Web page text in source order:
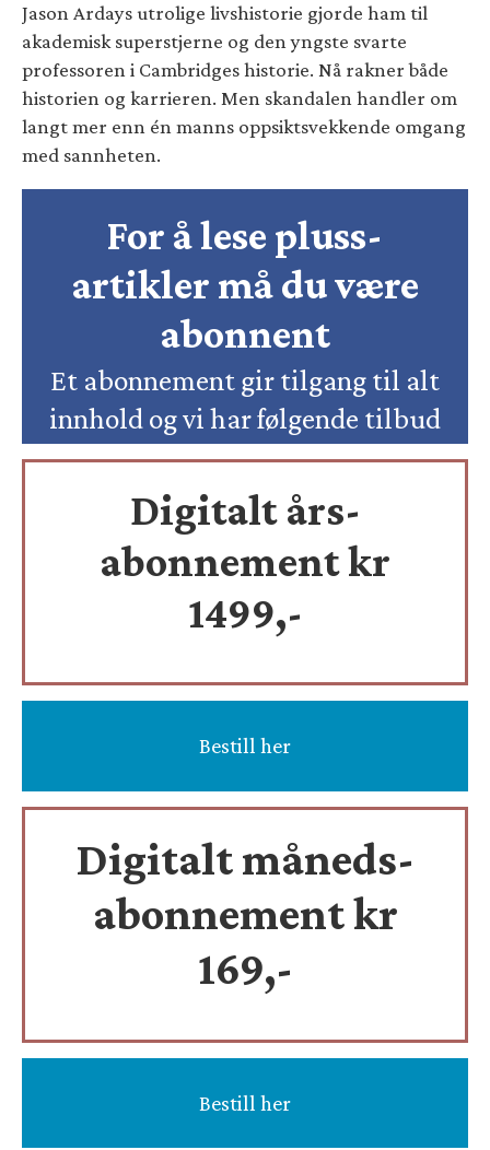
Jason Ardays utrolige livshistorie gjorde ham til
akademisk superstjerne og den yngste svarte
professoren i Cambridges historie. Nå rakner både
historien og karrieren. Men skandalen handler om
langt mer enn én manns oppsiktsvekkende omgang
med sannheten.
For å lese pluss-
artikler må du være
abonnent
Et abonnement gir tilgang til alt
innhold og vi har følgende tilbud
Digitalt års-
abonnement kr
1499,-
Bestill her
Digitalt måneds-
abonnement kr
169,-
Bestill her